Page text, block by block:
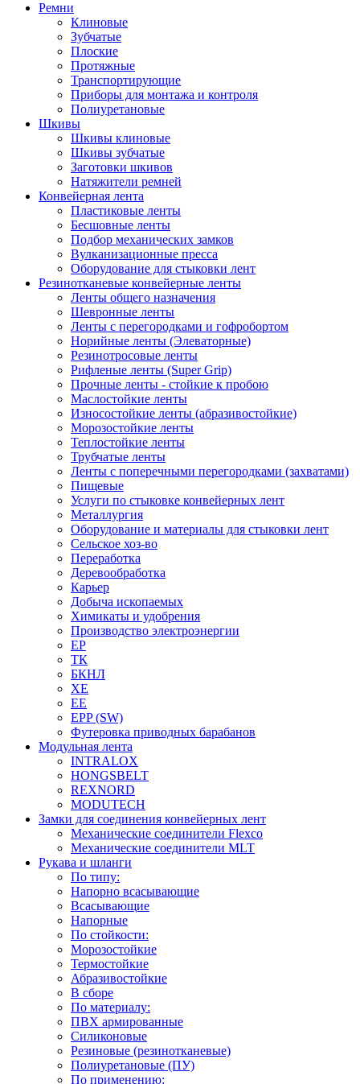
Ремни
Клиновые
Зубчатые
Плоские
Протяжные
Транспортирующие
Приборы для монтажа и контроля
Полиуретановые
Шкивы
Шкивы клиновые
Шкивы зубчатые
Заготовки шкивов
Натяжители ремней
Конвейерная лента
Пластиковые ленты
Бесшовные ленты
Подбор механических замков
Вулканизационные пресса
Оборудование для стыковки лент
Резинотканевые конвейерные ленты
Ленты общего назначения
Шевронные ленты
Ленты с перегородками и гофробортом
Норийные ленты (Элеваторные)
Резинотросовые ленты
Рифленые ленты (Super Grip)
Прочные ленты - стойкие к пробою
Маслостойкие ленты
Износостойкие ленты (абразивостойкие)
Морозостойкие ленты
Теплостойкие ленты
Трубчатые ленты
Ленты с поперечными перегородками (захватами)
Пищевые
Услуги по стыковке конвейерных лент
Металлургия
Оборудование и материалы для стыковки лент
Сельское хоз-во
Переработка
Деревообработка
Карьер
Добыча ископаемых
Химикаты и удобрения
Производство электроэнергии
EP
ТК
БКНЛ
XE
EE
EPP (SW)
Футеровка приводных барабанов
Модульная лента
INTRALOX
HONGSBELT
REXNORD
MODUTECH
Замки для соединения конвейерных лент
Механические соединители Flexco
Механические соединители MLT
Рукава и шланги
По типу:
Напорно всасывающие
Всасывающие
Напорные
По стойкости:
Морозостойкие
Термостойкие
Абразивостойкие
В сборе
По материалу:
ПВХ армированные
Силиконовые
Резиновые (резинотканевые)
Полиуретановые (ПУ)
По применению: